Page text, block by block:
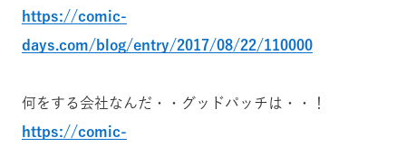
https://comic-
days.com/blog/entry/2017/08/22/110000
何をする会社なんだ・・グッドパッチは・・！
https://comic-